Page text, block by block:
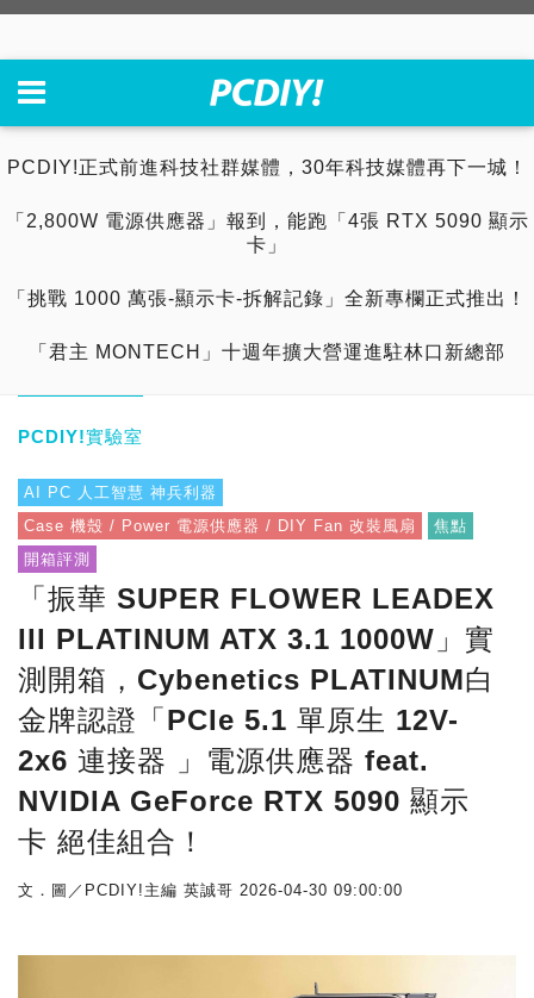
PCDIY!正式前進科技社群媒體，30年科技媒體再下一城！
「2,800W 電源供應器」報到，能跑「4張 RTX 5090 顯示
卡」
「挑戰 1000 萬張-顯示卡-拆解記錄」全新專欄正式推出！
「君主 MONTECH」十週年擴大營運進駐林口新總部
PCDIY!實驗室
AI PC 人工智慧 神兵利器
Case 機殼 / Power 電源供應器 / DIY Fan 改裝風扇
焦點
開箱評測
「振華 SUPER FLOWER LEADEX
III PLATINUM ATX 3.1 1000W」實
測開箱，Cybenetics PLATINUM白
金牌認證「PCIe 5.1 單原生 12V-
2x6 連接器 」電源供應器 feat.
NVIDIA GeForce RTX 5090 顯示
卡 絕佳組合！
文．圖／PCDIY!主編 英誠哥 2026-04-30 09:00:00